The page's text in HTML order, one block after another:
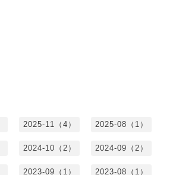
2025-11（4） 2025-08（1）
2024-10（2） 2024-09（2）
2023-09（1） 2023-08（1）